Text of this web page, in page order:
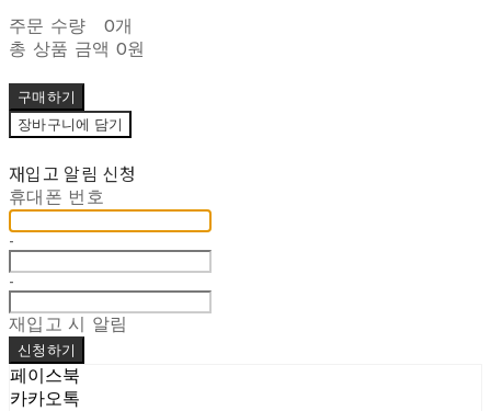
주문 수량
0개
총 상품 금액 0원
구매하기
장바구니에 담기
재입고 알림 신청
휴대폰 번호
-
-
재입고 시 알림
신청하기
페이스북
카카오톡